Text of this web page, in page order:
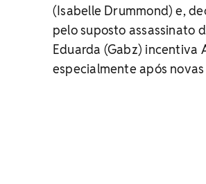
(Isabelle Drummond) e,
pelo suposto assassinato
Eduarda (Gabz) incentiva
especialmente após